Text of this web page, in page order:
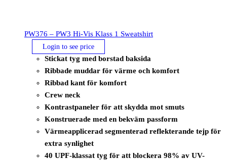
PW376 – PW3 Hi-Vis Klass 1 Sweatshirt
Login to see price
Stickat tyg med borstad baksida
Ribbade muddar för värme och komfort
Ribbad kant för komfort
Crew neck
Kontrastpaneler för att skydda mot smuts
Konstruerade med en bekväm passform
Värmeapplicerad segmenterad reflekterande tejp för
extra synlighet
40 UPF-klassat tyg för att blockera 98% av UV-